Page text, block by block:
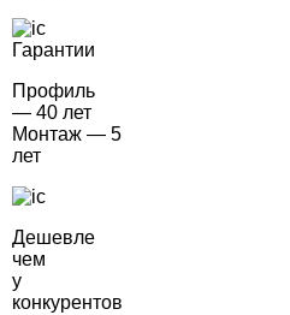
Гарантии
Профиль
— 40 лет
Монтаж — 5
лет
Дешевле
чем
у
конкурентов